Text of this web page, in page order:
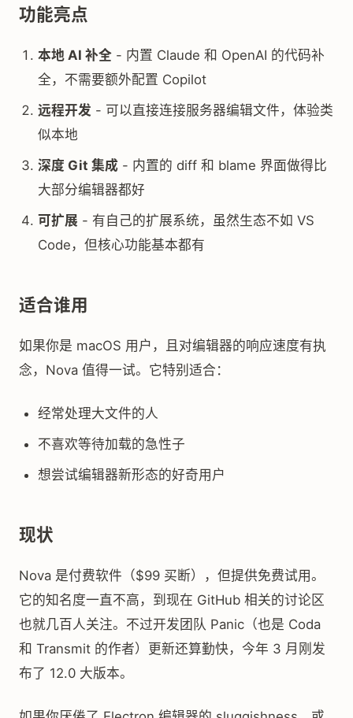
功能亮点
本地 AI 补全 - 内置 Claude 和 OpenAI 的代码补
全，不需要额外配置 Copilot
远程开发 - 可以直接连接服务器编辑文件，体验类
似本地
深度 Git 集成 - 内置的 diff 和 blame 界面做得比
大部分编辑器都好
可扩展 - 有自己的扩展系统，虽然生态不如 VS
Code，但核心功能基本都有
适合谁用
如果你是 macOS 用户，且对编辑器的响应速度有执
念，Nova 值得一试。它特别适合：
经常处理大文件的人
不喜欢等待加载的急性子
想尝试编辑器新形态的好奇用户
现状
Nova 是付费软件（$99 买断），但提供免费试用。
它的知名度一直不高，到现在 GitHub 相关的讨论区
也就几百人关注。不过开发团队 Panic（也是 Coda
和 Transmit 的作者）更新还算勤快，今年 3 月刚发
布了 12.0 大版本。